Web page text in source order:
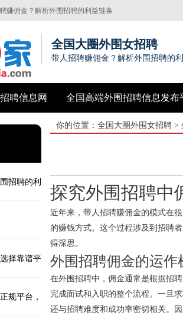
赚佣金？解析外围招聘的利益链条
全国大圈外围女招聘
带人招聘赚佣金？解析外围招聘的
聘信息网 全国高端外围招聘信息发布
招聘的利
择靠谱平
规平台，
你的位置： 全国大圈外围女招聘 >
探究外围招聘中
近年来，带人招聘赚佣金的模式在
的赚钱方式。这个过程涉及到招聘
得深思。
外围招聘佣金的运作
在外围招聘中，佣金通常是根据招
完成面试和入职的整个流程。一旦
还与招聘难度和成功率密切相关。